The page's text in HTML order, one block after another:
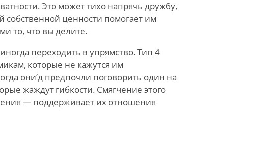
Это может тихо напрячь дружбу,
собственной ценности помогает им
то, что вы делите.
переходить в упрямство. Тип 4
которые не кажутся им
они’д предпочли поговорить один на
жаждут гибкости. Смягчение этого
— поддерживает их отношения